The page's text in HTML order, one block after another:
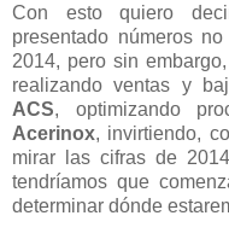
Con esto quiero
presentado números
2014, pero sin
realizando ventas y
ACS, optimizando
Acerinox, invirtiendo,
mirar las cifras de
tendríamos que
determinar dónde